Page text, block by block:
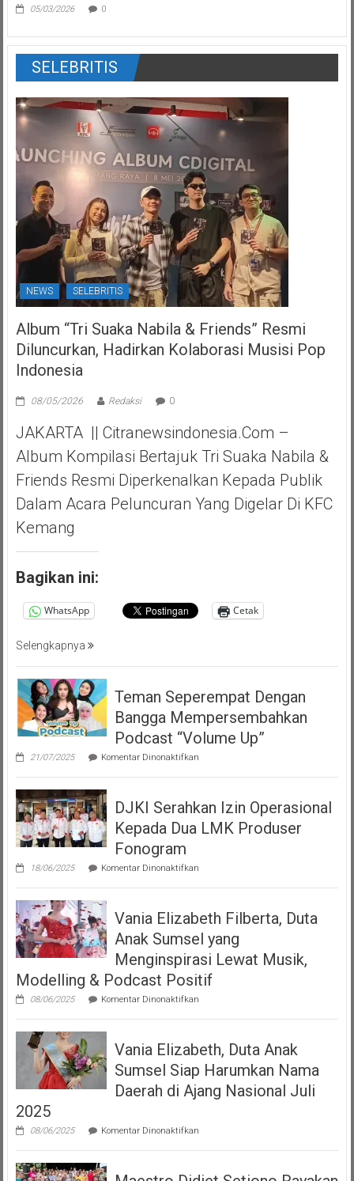
05/03/2026 0
SELEBRITIS
NEWS SELEBRITIS
Album “Tri Suaka Nabila & Friends” Resmi
Diluncurkan, Hadirkan Kolaborasi Musisi Pop
Indonesia
08/05/2026 Redaksi 0
JAKARTA || Citranewsindonesia.com –
Album Kompilasi Bertajuk Tri Suaka Nabila &
Friends Resmi Diperkenalkan Kepada Publik
Dalam Acara Peluncuran Yang Digelar Di KFC
Kemang
Bagikan ini:
WhatsApp Cetak
Selengkapnya
Teman Seperempat Dengan
Bangga Mempersembahkan
Podcast “Volume Up”
21/07/2025 Komentar Dinonaktifkanpada
Seperempat
Bangga
Mempersembahkan
Podcast
DJKI Serahkan Izin Operasional
Kepada Dua LMK Produser
Fonogram
18/06/2025 Komentar Dinonaktifkanpada
Serahkan
Operasional
Kepada
Dua
LMK
Produser
Fonogram
Vania Elizabeth Filberta, Duta
Anak Sumsel yang
Menginspirasi Lewat Musik,
Modelling & Podcast Positif
08/06/2025 Komentar Dinonaktifkanpada
Elizabeth
Duta
Anak
Sumsel
Menginspirasi
Modelling
Positif
Vania Elizabeth, Duta Anak
Sumsel Siap Harumkan Nama
Daerah di Ajang Nasional Juli
2025
08/06/2025 Komentar Dinonaktifkanpada
Elizabeth,
Anak